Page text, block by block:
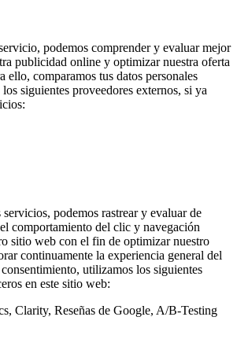
podemos comprender y evaluar mejor
publicidad online y optimizar nuestra oferta
ello, comparamos tus datos personales
siguientes proveedores externos, si ya
servicios, podemos rastrear y evaluar de
comportamiento del clic y navegación
sitio web con el fin de optimizar nuestro
continuamente la experiencia general del
utilizamos los siguientes
en este sitio web:
Clarity, Reseñas de Google, A/B-Testing